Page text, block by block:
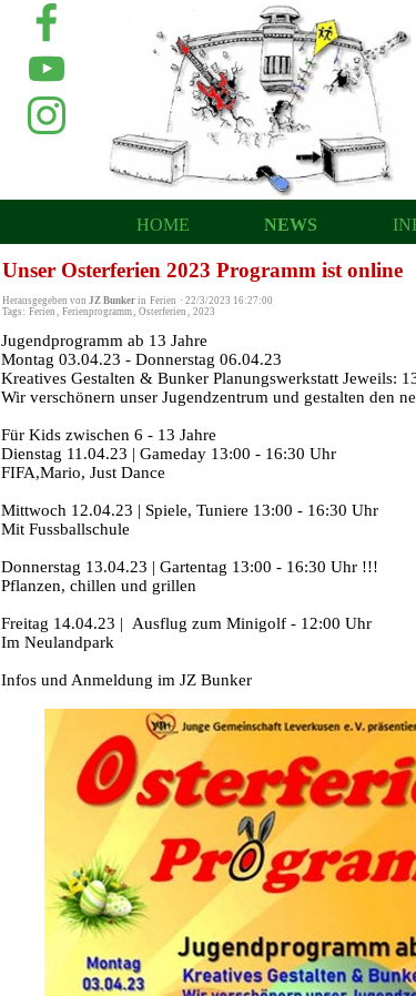
HOME NEWS
Unser Osterferien 2023 Programm ist online
Herausgegeben von JZ Bunker in Ferien · 22/3/2023 16:27:00
Tags: Ferien , Ferienprogramm, Osterferien , 2023
Jugendprogramm ab 13 Jahre
Montag 03.04.23 - Donnerstag 06.04.23
Kreatives Gestalten & Bunker Planungswerkstatt Jeweils:
Wir verschönern unser Jugendzentrum und gestalten den
Für Kids zwischen 6 - 13 Jahre
Dienstag 11.04.23 | Gameday 13:00 - 16:30 Uhr
FIFA,Mario, Just Dance
Mittwoch 12.04.23 | Spiele, Tuniere 13:00 - 16:30 Uhr
Mit Fussballschule
Donnerstag 13.04.23 | Gartentag 13:00 - 16:30 Uhr !!!
Pflanzen, chillen und grillen
Freitag 14.04.23 | Ausflug zum Minigolf - 12:00 Uhr
Im Neulandpark
Infos und Anmeldung im JZ Bunker